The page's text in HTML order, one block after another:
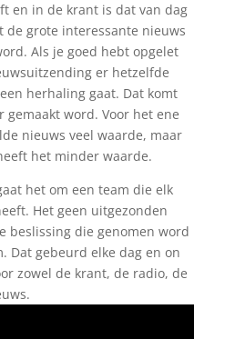
en in de krant is dat van dag
de grote interessante nieuws
Als je goed hebt opgelet
er hetzelfde
herhaling gaat. Dat komt
gemaakt word. Voor het ene
nieuws veel waarde, maar
het minder waarde.
het om een team die elk
Het geen uitgezonden
beslissing die genomen word
Dat gebeurd elke dag en on
zowel de krant, de radio, de